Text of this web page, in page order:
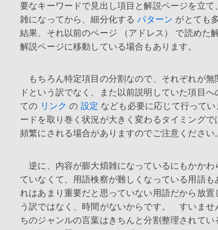
要なキーワードで見出し項目と解説ページを立て
雑になってから、細分化するパターン がとても
結果、それ以前のページ （アドレス） で読めた
解説ページに移動している場合もあります。
もちろん特定項目の分割なので、それぞれが無
ドという訳でなく、また以前説明していた項目
ての リンク の 設定 なども必要に応じて行って
ードを取り巻く状況が大きく変わるタイミングで
頻繁にされる場合がありますのでご注意ください
逆に、内容が膨大煩雑になっているにもかかわ
ていなくて、用語検察が難しくなっている用語
れはあまり重要だと思っていない用語だから放
う訳ではなく、時間がないからです。 すいま
ちのジャンルの言葉はきちんと分割整理されてい